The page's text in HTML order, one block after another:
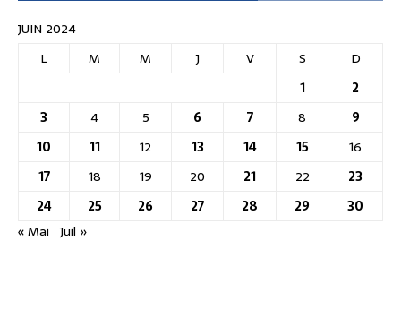
JUIN 2024
L
M M J V S
D
1
2
3
4 5 6 7 8
9
10
11 12 13 14 15
16
17
18 19 20 21 22
23
24
25 26 27 28 29
30
« Mai Juil »